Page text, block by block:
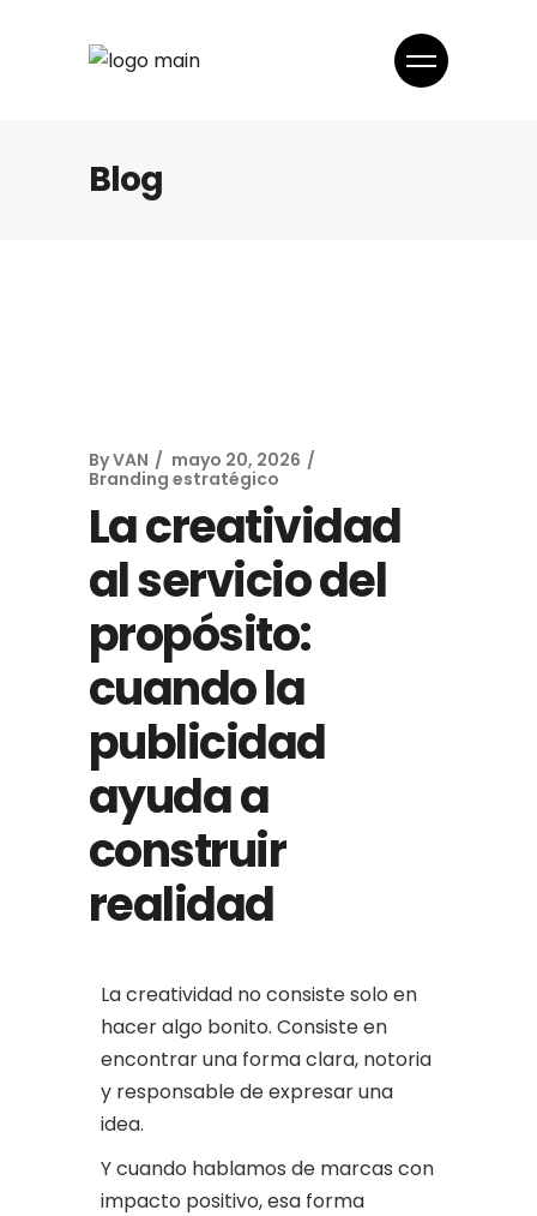
Blog
ByVAN
mayo 20, 2026
Branding estratégico
La creatividad
al servicio del
propósito:
cuando la
publicidad
ayuda a
construir
realidad
La creatividad no consiste solo en
hacer algo bonito. Consiste en
encontrar una forma clara, notoria
y responsable de expresar una
idea.
Y cuando hablamos de marcas con
impacto positivo, esa forma